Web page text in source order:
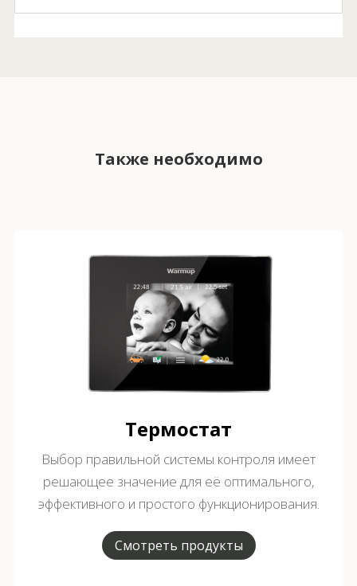
Также необходимо
Термостат
Выбор правильной системы контроля имеет
решающее значение для её оптимального,
эффективного и простого функционирования.
Смотреть продукты